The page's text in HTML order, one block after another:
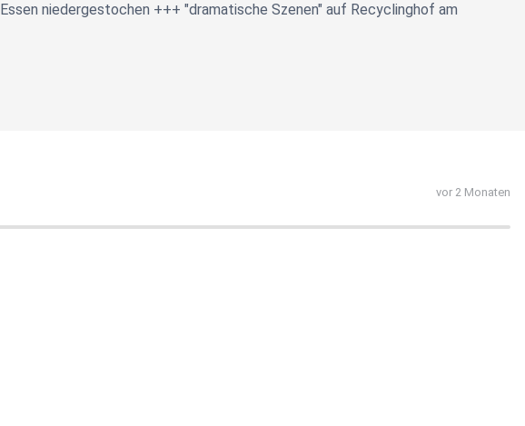
niedergestochen +++ "dramatische Szenen" auf Recyclinghof am
vor 2 Monaten